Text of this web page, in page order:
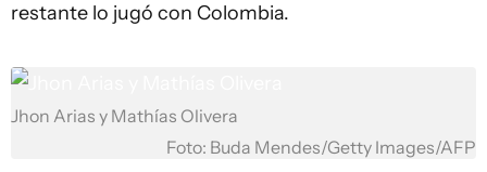
restante lo jugó con Colombia.
Jhon Arias y Mathías Olivera
Foto: Buda Mendes/Getty Images/AFP